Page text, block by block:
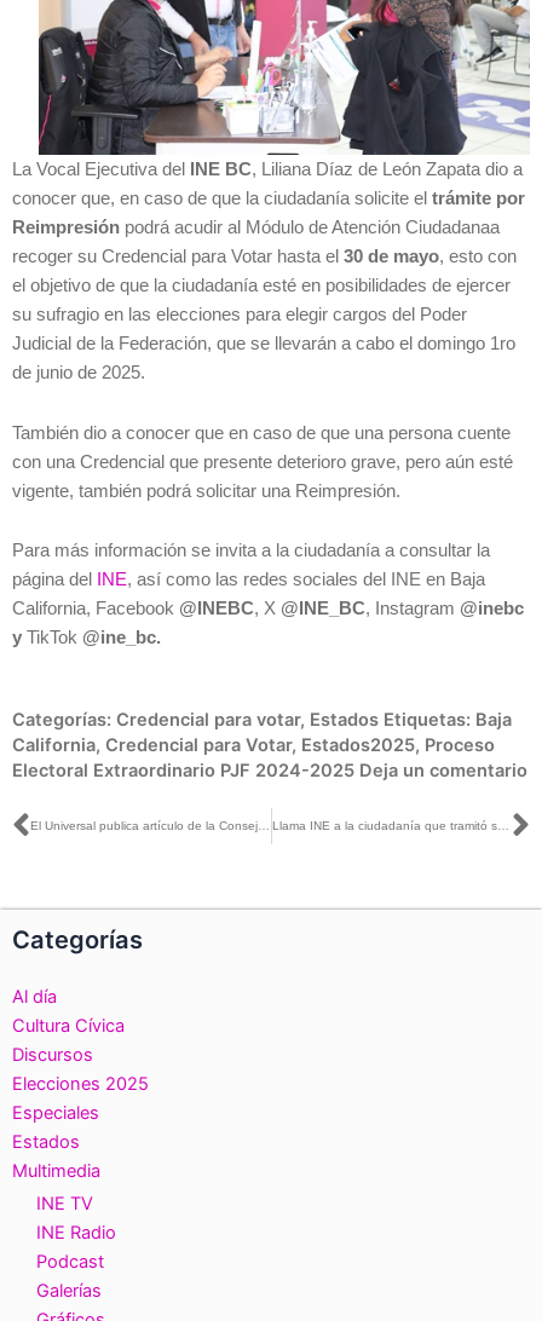
La Vocal Ejecutiva del INE BC, Liliana Díaz de León Zapata dio a
conocer que, en caso de que la ciudadanía solicite el trámite por
Reimpresión podrá acudir al Módulo de Atención Ciudadanaa
recoger su Credencial para Votar hasta el 30 de mayo, esto con
el objetivo de que la ciudadanía esté en posibilidades de ejercer
su sufragio en las elecciones para elegir cargos del Poder
Judicial de la Federación, que se llevarán a cabo el domingo 1ro
de junio de 2025.
También dio a conocer que en caso de que una persona cuente
con una Credencial que presente deterioro grave, pero aún esté
vigente, también podrá solicitar una Reimpresión.
Para más información se invita a la ciudadanía a consultar la
página del
INE, así como las redes sociales del INE en Baja
California, Facebook @INEBC, X @INE_BC, Instagram @inebc
y TikTok @ine_bc.
Categorías: Credencial para votar, Estados Etiquetas: Baja
California, Credencial para Votar, Estados2025, Proceso
Electoral Extraordinario PJF 2024-2025 Deja un comentario
Ant Llama INE a la ciudadanía que tramitó su Credencial para Votar a recogerla, tiene hasta el 31 de marzo
Categorías
Al día
Cultura Cívica
Discursos
Elecciones 2025
Especiales
Estados
Multimedia
INE TV
INE Radio
Podcast
Galerías